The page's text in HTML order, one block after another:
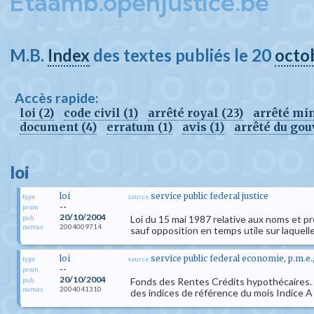
M.B. Index des textes publiés le 20
Accès rapide:
loi (2) code civil (1) arrêté royal (23)
arrêté
document (4)
erratum (1) avis (1) arrêté du
loi
type loi
prom. --
pub. 20/10/2004
numac 2004009714
source service public federal justice
Loi du 15 mai 1987 relative aux noms et
sauf opposition en temps utile sur
type loi
prom. --
pub. 20/10/2004
numac 2004041310
source service public federal economie,
Fonds des Rentes Crédits
des indices de référence du mois Indice